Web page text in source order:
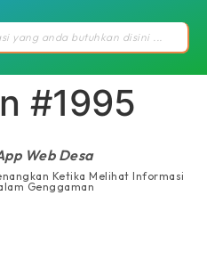
#1995
Web Desa
Ketika Melihat Informasi
Genggaman